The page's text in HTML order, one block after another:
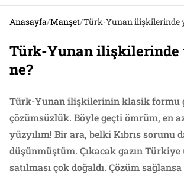
Anasayfa/Manşet/Türk-Yunan ilişkilerinde
Türk-Yunan ilişkilerinde
ne?
Türk-Yunan ilişkilerinin klasik formu
çözümsüzlük. Böyle geçti ömrüm, en
yüzyılım! Bir ara, belki Kıbrıs sorunu
düşünmüştüm. Çıkacak gazın Türkiye
satılması çok doğaldı. Çözüm